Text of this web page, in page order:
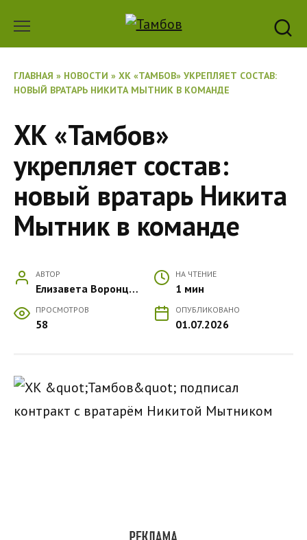
содержанию
ГЛАВНАЯ » НОВОСТИ » ХК «ТАМБОВ» УКРЕПЛЯЕТ СОСТАВ:
НОВЫЙ ВРАТАРЬ НИКИТА МЫТНИК В КОМАНДЕ
ХК «Тамбов»
укрепляет состав:
новый вратарь Никита
Мытник в команде
АВТОР
Елизавета Воронцова
НА ЧТЕНИЕ
1 мин
ПРОСМОТРОВ
58
ОПУБЛИКОВАНО
01.07.2026